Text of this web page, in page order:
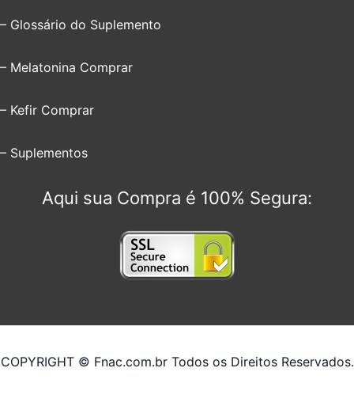
– Glossário do Suplemento
– Melatonina Comprar
– Kefir Comprar
– Suplementos
Aqui sua Compra é 100% Segura:
COPYRIGHT © Fnac.com.br Todos os Direitos Reservados.